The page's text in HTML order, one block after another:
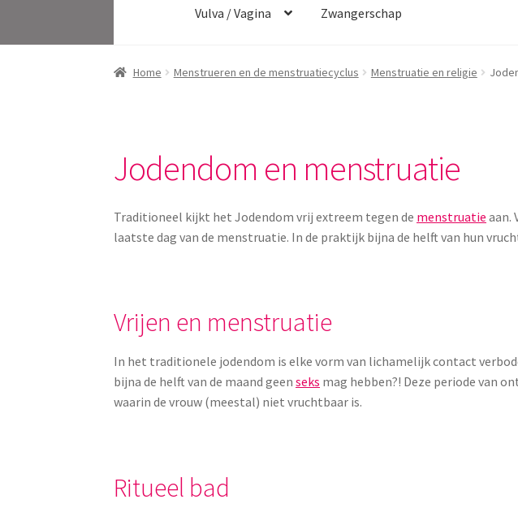
Vulva / Vagina Zwangerschap
Home Menstrueren en de menstruatiecyclus Menstruatie en religie
Jodendom en menstruatie
Traditioneel kijkt het Jodendom vrij extreem tegen de menstruatie aan.
laatste dag van de menstruatie. In de praktijk bijna de helft van hun
Vrijen en menstruatie
In het traditionele jodendom is elke vorm van lichamelijk contact
bijna de helft van de maand geenseks mag hebben?! Deze periode van
waarin de vrouw (meestal) niet vruchtbaar is.
Ritueel bad